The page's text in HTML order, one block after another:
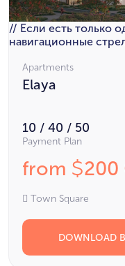
// Если есть только
навигационные
Apartments
Elaya
10 / 40 / 50
Payment Plan
from $200
Town Square
DOWNLOAD